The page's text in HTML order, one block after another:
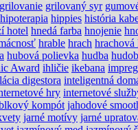
grilovanie grilovaný syr
hipoterapia hippies história
hotel hnedá farba hnojenie
hrable hrach hrachová
hubová polievka hudba
Award ihličie ikebana
digestora inteligentná
hry internetové
kompót jahodové
jarné motívy jarné